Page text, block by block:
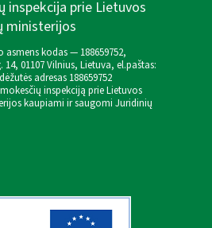
inspekcija prie Lietuvos
ministerijos
kodas — 188659752,
14, 01107 Vilnius, Lietuva, el.paštas:
adresas 188659752
inspekciją prie Lietuvos
kaupiami ir saugomi Juridinių